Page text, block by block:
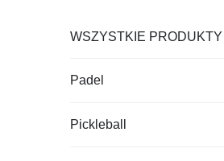
WSZYSTKIE PRODUKTY
Padel
Pickleball